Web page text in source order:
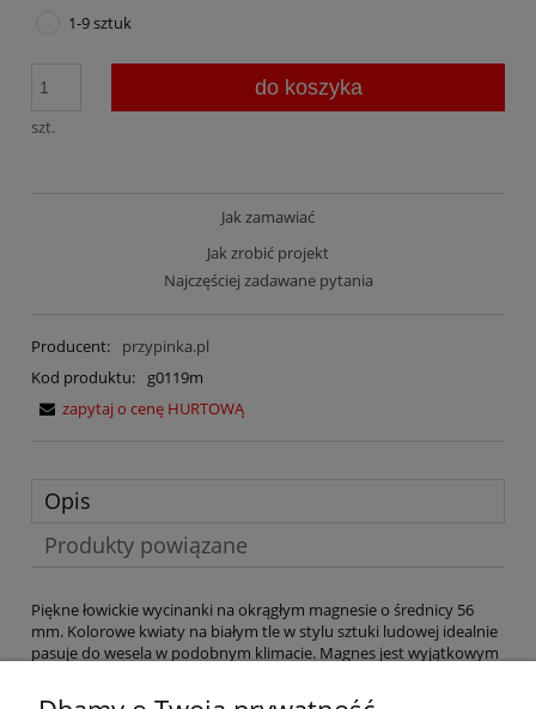
1-9 sztuk
szt.
do koszyka
Jak zamawiać
Jak zrobić projekt
Najczęściej zadawane pytania
Producent:
przypinka.pl
Kod produktu:
g0119m
zapytaj o cenę HURTOWĄ
Opis
Produkty powiązane
Piękne łowickie wycinanki na okrągłym magnesie o średnicy 56
mm. Kolorowe kwiaty na białym tle w stylu sztuki ludowej idealnie
pasuje do wesela w podobnym klimacie. Magnes jest wyjątkowym
środku znajdują się imiona Pary Młodej, napis ,,Dziękujemy za